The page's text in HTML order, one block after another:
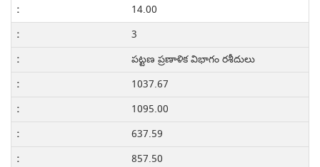
14.00
3
పట్టణ ప్రణాళిక విభాగం రశీదులు
1037.67
1095.00
637.59
857.50